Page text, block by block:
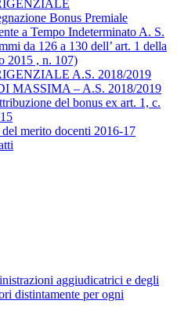
Bonus Premiale
a Tempo Indeterminato A. S.
da 126 a 130 dell’ art. 1 della
2015 , n. 107)
A.S. 2018/2019
MASSIMA – A.S. 2018/2019
del bonus ex art. 1, c.
merito docenti 2016-17
aggiudicatrici e degli
distintamente per ogni